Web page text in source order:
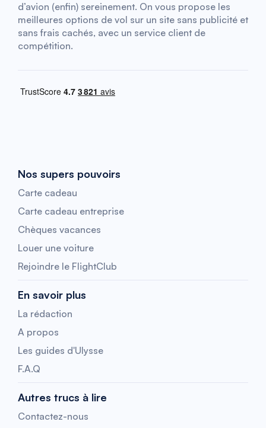
d’avion (enfin) sereinement. On vous propose les
meilleures options de vol sur un site sans publicité et
sans frais cachés, avec un service client de
compétition.
Nos supers pouvoirs
Carte cadeau
Carte cadeau entreprise
Chèques vacances
Louer une voiture
Rejoindre le FlightClub
En savoir plus
La rédaction
A propos
Les guides d'Ulysse
F.A.Q
Autres trucs à lire
Contactez-nous